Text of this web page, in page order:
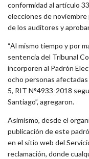
conformidad al artículo
elecciones de noviembre
de los auditores y
“Al mismo tiempo y por
sentencia del Tribunal
incorporen al Padrón
ocho personas
5, RIT N°4933-2018
Santiago”, agregaron.
Asimismo, desde el
publicación de este
en el sitio web del
reclamación, donde